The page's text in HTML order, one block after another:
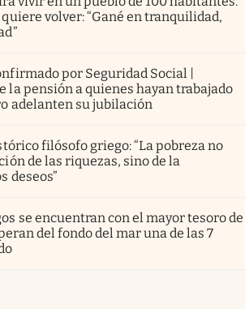
volver: “Gané en tranquilidad,
por Seguridad Social |
la pensión a quienes hayan trabajado
adelanten su jubilación
filósofo griego: “La pobreza no
de las riquezas, sino de la
deseos”
se encuentran con el mayor tesoro de
del fondo del mar una de las 7